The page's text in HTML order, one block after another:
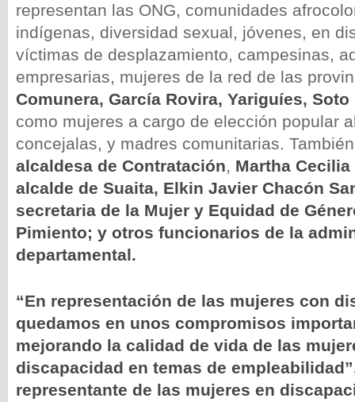
representan las ONG, comunidades
indígenas, diversidad sexual, jóvenes, en
víctimas de desplazamiento, campesinas,
empresarias, mujeres de la red de las
Comunera, García Rovira, Yariguíes, Soto
como mujeres a cargo de elección popular
concejalas, y madres comunitarias.
alcaldesa de Contratación, Martha
alcalde de Suaita, Elkin Javier Chacón
secretaria de la Mujer y Equidad de
Pimiento; y otros funcionarios de la
departamental.
“En representación de las mujeres con
quedamos en unos compromisos
mejorando la calidad de vida de las
discapacidad en temas de
representante de las mujeres en